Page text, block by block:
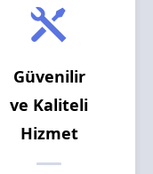
Güvenilir
ve Kaliteli
Hizmet